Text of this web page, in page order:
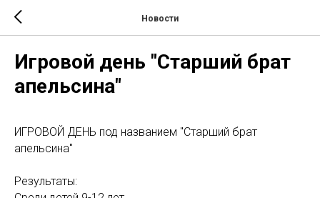
Новости
Игровой день "Старший брат
апельсина"
ИГРОВОЙ ДЕНЬ под названием "Старший брат
апельсина"
Результаты: